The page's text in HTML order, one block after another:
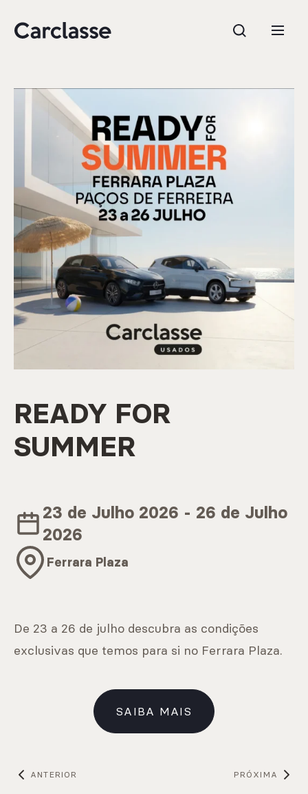
READY FOR
SUMMER
23 de Julho 2026 - 26 de Julho
2026
Ferrara Plaza
De 23 a 26 de julho descubra as condições
exclusivas que temos para si no Ferrara Plaza.
SAIBA MAIS
ANTERIOR PRÓXIMA
e.g. Mercedes-Benz; BMW; Ford
Stock
CARREGAR MAIS
Marcas
Serviços
CARREGAR MAIS